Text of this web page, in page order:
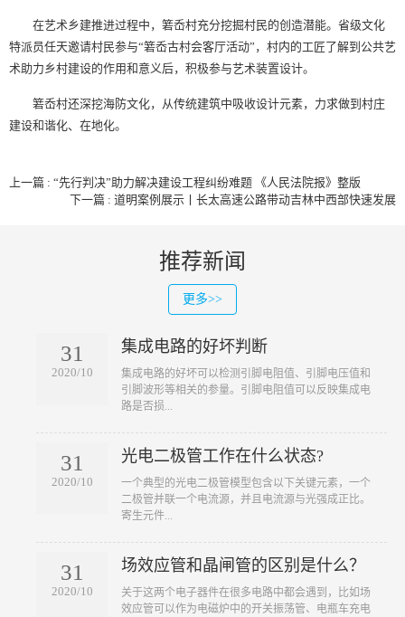
在艺术乡建推进过程中，箬岙村充分挖掘村民的创造潜能。省级文化
特派员任天邀请村民参与“箬岙古村会客厅活动”，村内的工匠了解到公共艺
术助力乡村建设的作用和意义后，积极参与艺术装置设计。
箬岙村还深挖海防文化，从传统建筑中吸收设计元素，力求做到村庄
建设和谐化、在地化。
上一篇 : “先行判决”助力解决建设工程纠纷难题 《人民法院报》整版
下一篇 : 道明案例展示丨长太高速公路带动吉林中西部快速发展
推荐新闻
更多>>
31
2020/10
集成电路的好坏判断
​集成电路的好坏可以检测引脚电阻值、引脚电压值和
引脚波形等相关的参量。引脚电阻值可以反映集成电
路是否损...
31
2020/10
光电二极管工作在什么状态?
​一个典型的光电二极管模型包含以下关键元素，一个
二极管并联一个电流源，并且电流源与光强成正比。
寄生元件...
31
2020/10
场效应管和晶闸管的区别是什么？
​关于这两个电子器件在很多电路中都会遇到，比如场
效应管可以作为电磁炉中的开关振荡管、电瓶车充电